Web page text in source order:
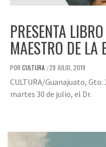
PRESENTA
MAESTRO DE LA
POR CULTURA /28 JULIO, 2019
CULTURA/Guanajuato,
martes 30 de julio, el Dr.